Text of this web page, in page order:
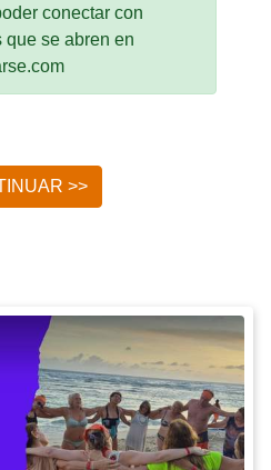
conectar con
que se abren en
>>